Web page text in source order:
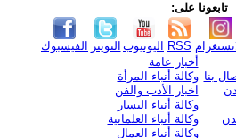
تابعونا على:
الفيسبوك التويتر اليوتيوب RSS
بنا
أخبار عامة
وكالة أنباء المرأة
اخبار الأدب والفن
وكالة أنباء اليسار
وكالة أنباء العلمانية
وكالة أنباء العمال